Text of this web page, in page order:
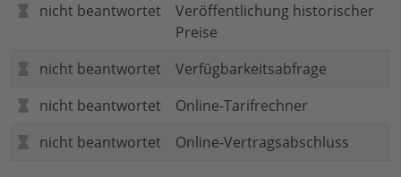
nicht beantwortet
Veröffentlichung historischer
Preise
nicht beantwortet
Verfügbarkeitsabfrage
nicht beantwortet
Online-Tarifrechner
nicht beantwortet
Online-Vertragsabschluss